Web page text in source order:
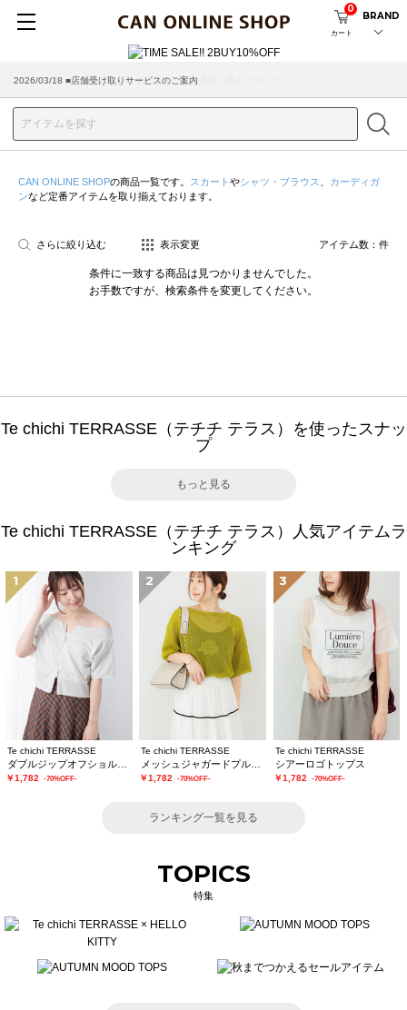
カート
0
BRAND
2026/03/18 ■店舗受け取りサービスのご案内
CAN ONLINE SHOPの商品一覧です。 スカート やシャツ・ブラウス
カーディガ
ンなど定番アイテムを取り揃えております。
さらに絞り込む 表示変更 アイテム数： 件
条件に一致する商品は見つかりませんでした。
お手数ですが、検索条件を変更してください。
Te chichi TERRASSE（テチチ テラス）を使ったスナッ
プ
もっと見る
Te chichi TERRASSE（テチチ テラス）人気アイテムラ
ンキング
1
Te chichi TERRASSE
￥1,782 -70%OFF-
2
Te chichi TERRASSE
￥1,782 -70%OFF-
3
Te chichi TERRASSE
シアーロゴトップス
￥1,782 -70%OFF-
ランキング一覧を見る
TOPICS
特集